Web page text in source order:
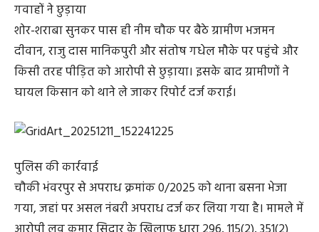
गवाहों ने छुड़ाया
शोर-शराबा सुनकर पास ही नीम चौक पर बैठे ग्रामीण भजमन
दीवान, राजु दास मानिकपुरी और संतोष गधेल मौके पर पहुंचे और
किसी तरह पीड़ित को आरोपी से छुड़ाया। इसके बाद ग्रामीणों ने
घायल किसान को थाने ले जाकर रिपोर्ट दर्ज कराई।
पुलिस की कार्रवाई
चौकी भंवरपुर से अपराध क्रमांक 0/2025 को थाना बसना भेजा
गया, जहां पर असल नंबरी अपराध दर्ज कर लिया गया है। मामले में